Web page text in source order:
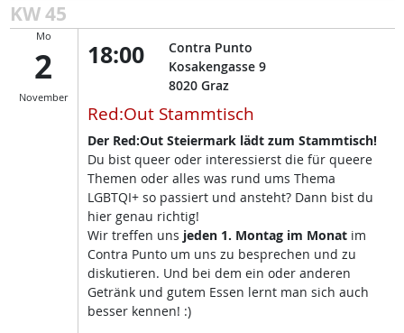
KW 45
Mo
2
November
18:00
Contra Punto
Kosakengasse 9
8020 Graz
Red:Out Stammtisch
Der Red:Out Steiermark lädt zum Stammtisch!
Du bist queer oder interessierst die für queere
Themen oder alles was rund ums Thema
LGBTQI+ so passiert und ansteht? Dann bist du
hier genau richtig!
Wir treffen uns jeden 1. Montag im Monatim
Contra Punto um uns zu besprechen und zu
diskutieren. Und bei dem ein oder anderen
Getränk und gutem Essen lernt man sich auch
besser kennen! :)